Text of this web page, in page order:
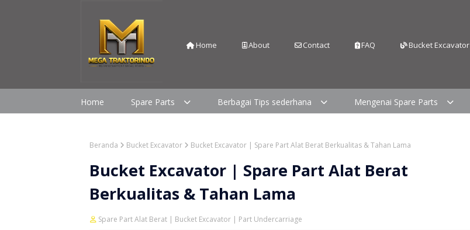
Home About Contact FAQ Bucket Excavator
Home Spare Parts Berbagai Tips sederhana Mengenai Spare Parts
Beranda Bucket Excavator Bucket Excavator | Spare Part Alat Berat Berkualitas & Tahan Lama
Bucket Excavator | Spare Part Alat Berat
Berkualitas & Tahan Lama
Spare Part Alat Berat | Bucket Excavator | Part Undercarriage